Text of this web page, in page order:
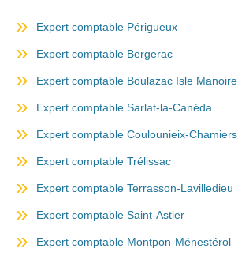
Expert comptable Périgueux
Expert comptable Bergerac
Expert comptable Boulazac Isle Manoire
Expert comptable Sarlat-la-Canéda
Expert comptable Coulounieix-Chamiers
Expert comptable Trélissac
Expert comptable Terrasson-Lavilledieu
Expert comptable Saint-Astier
Expert comptable Montpon-Ménestérol